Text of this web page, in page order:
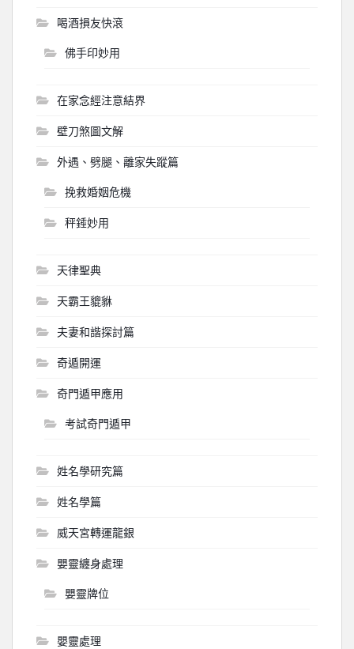
喝酒損友快滾
佛手印妙用
在家念經注意結界
壁刀煞圖文解
外遇、劈腿、離家失蹤篇
挽救婚姻危機
秤錘妙用
天律聖典
天霸王貔貅
夫妻和諧探討篇
奇遁開運
奇門遁甲應用
考試奇門遁甲
姓名學研究篇
姓名學篇
威天宮轉運龍銀
嬰靈纏身處理
嬰靈牌位
嬰靈處理